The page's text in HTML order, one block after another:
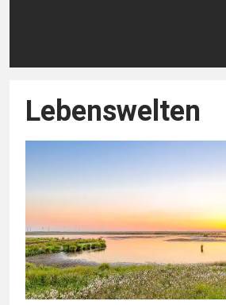
Lebenswelten